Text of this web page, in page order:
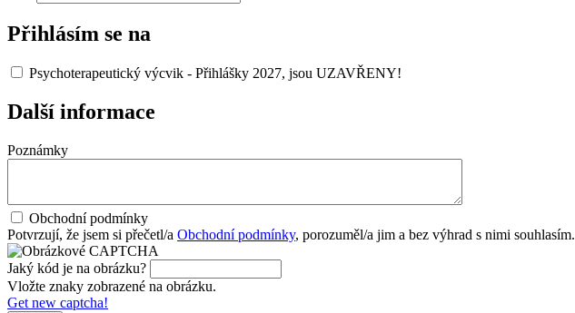
Přihlásím se na
Psychoterapeutický výcvik - Přihlášky 2027, jsou UZAVŘENY!
Další informace
Poznámky
Obchodní podmínky
Potvrzují, že jsem si přečetl/a Obchodní podmínky, porozuměl/a jim a bez výhrad s nimi souhlasím.
Jaký kód je na obrázku?
Vložte znaky zobrazené na obrázku.
Get new captcha!